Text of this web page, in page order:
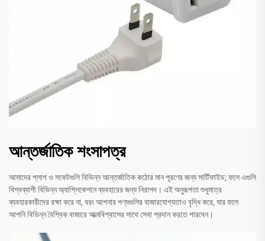
আন্তর্জাতিক শংসাপত্র
আমাদের প্লাগ ও সকেটগুলি বিভিন্ন আন্তর্জাতিক কঠোর মান পূরণের জন্য সার্টিফাইড; ফলে এগুলি
বিশ্বব্যাপী বিভিন্ন অ্যাপ্লিকেশনে ব্যবহারের জন্য নিরাপদ। এই অনুরূপতা শুধুমাত্র
ব্যবহারকারীদের রক্ষা করে না, বরং আপনার পণ্যগুলির বাজারযোগ্যতাও বৃদ্ধি করে, যার ফলে
আপনি বিভিন্ন বৈশ্বিক বাজারে আত্মবিশ্বাসের সাথে সেবা প্রদান করতে পারবেন।